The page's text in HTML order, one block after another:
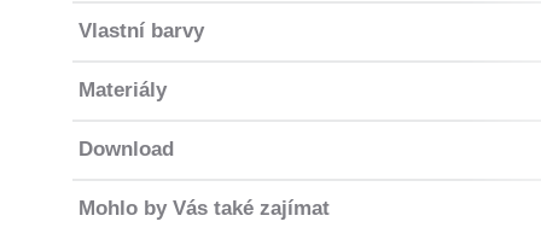
Vlastní barvy
Materiály
Download
Mohlo by Vás také zajímat